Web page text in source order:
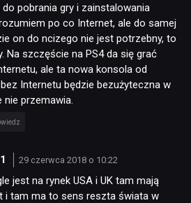
pobrania gry i zainstalowania
po co Internet, ale do samej
on do ncizego nie jest potrzebny, to
Na szczęście na PS4 da się grać
ale ta nowa konsola od
Internetu będzie bezużyteczna w
nie przemawia.
29 czerwca 2018 o 10:22
jest na rynek USA i UK tam mają
i tam ma to sens reszta świata w